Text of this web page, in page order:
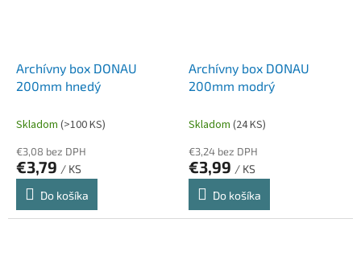
Archívny box DONAU
200mm hnedý
Skladom (>100 KS)
€3,08 bez DPH
€3,79 / KS
Do košíka
Archívny box DONAU
200mm modrý
Skladom (24 KS)
€3,24 bez DPH
€3,99 / KS
Do košíka